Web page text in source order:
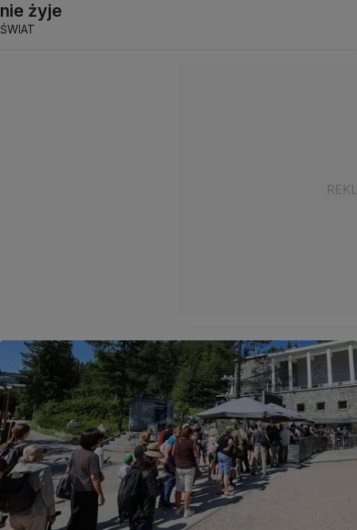
nie żyje
ŚWIAT